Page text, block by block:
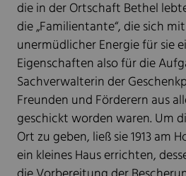
die in der Ortschaft Bethel
die „Familientante“, die sich
unermüdlicher Energie für sie
Eigenschaften also für die
Sachverwalterin der
Freunden und Förderern aus
geschickt worden waren. Um
Ort zu geben, ließ sie 1913 am
ein kleines Haus errichten,